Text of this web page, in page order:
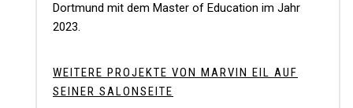
Dortmund mit dem Master of Education im Jahr
2023.
WEITERE PROJEKTE VON MARVIN EIL AUF
SEINER SALONSEITE